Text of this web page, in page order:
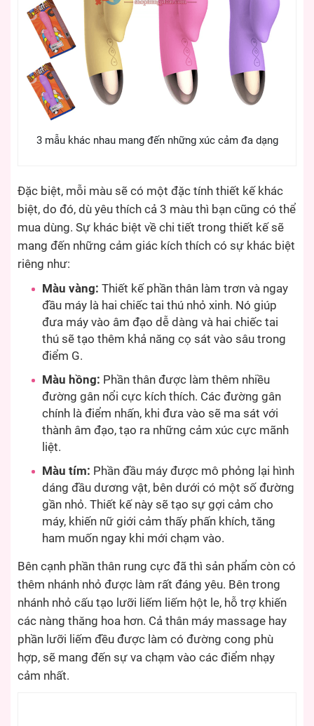
3 mẫu khác nhau mang đến những xúc cảm đa dạng
Đặc biệt, mỗi màu sẽ có một đặc tính thiết kế khác
biệt, do đó, dù yêu thích cả 3 màu thì bạn cũng có thể
mua dùng. Sự khác biệt về chi tiết trong thiết kế sẽ
mang đến những cảm giác kích thích có sự khác biệt
riêng như:
Màu vàng: Thiết kế phần thân làm trơn và ngay
đầu máy là hai chiếc tai thú nhỏ xinh. Nó giúp
đưa máy vào âm đạo dễ dàng và hai chiếc tai
thú sẽ tạo thêm khả năng cọ sát vào sâu trong
điểm G.
Màu hồng: Phần thân được làm thêm nhiều
đường gân nổi cực kích thích. Các đường gân
chính là điểm nhấn, khi đưa vào sẽ ma sát với
thành âm đạo, tạo ra những cảm xúc cực mãnh
liệt.
Màu tím: Phần đầu máy được mô phỏng lại hình
dáng đầu dương vật, bên dưới có một số đường
gần nhỏ. Thiết kế này sẽ tạo sự gợi cảm cho
máy, khiến nữ giới cảm thấy phấn khích, tăng
ham muốn ngay khi mới chạm vào.
Bên cạnh phần thân rung cực đã thì sản phẩm còn có
thêm nhánh nhỏ được làm rất đáng yêu. Bên trong
nhánh nhỏ cấu tạo lưỡi liếm liếm hột le, hỗ trợ khiến
các nàng thăng hoa hơn. Cả thân máy massage hay
phần lưỡi liếm đều được làm có đường cong phù
hợp, sẽ mang đến sự va chạm vào các điểm nhạy
cảm nhất.